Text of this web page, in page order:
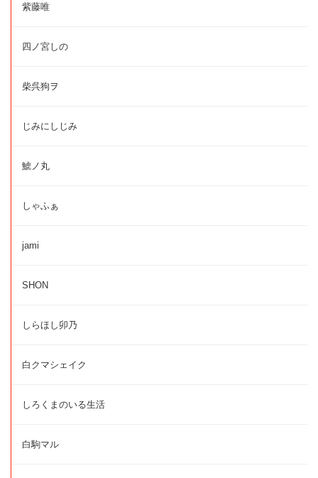
紫藤唯
四ノ宮しの
柴呉狗ヲ
じみにしじみ
鯱ノ丸
しゃふぁ
jami
SHON
しらほし卯乃
白クマシェイク
しろくまのいる生活
白駒マル